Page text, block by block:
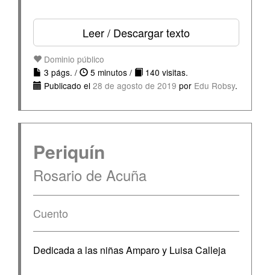
Leer / Descargar texto
Dominio público
3 págs. /
5 minutos /
140 visitas.
Publicado el 28 de agosto de 2019 por Edu Robsy.
Periquín
Rosario de Acuña
Cuento
Dedicada a las niñas Amparo y Luisa Calleja